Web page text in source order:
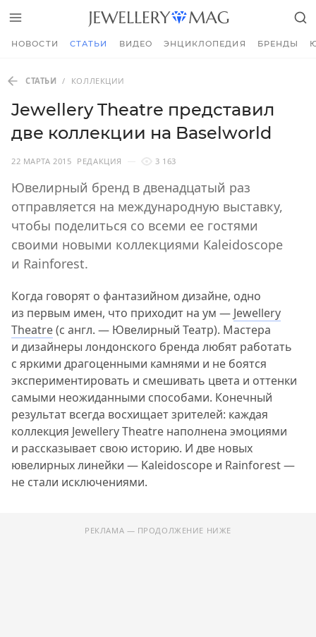
НОВОСТИ СТАТЬИ ВИДЕО ЭНЦИКЛОПЕДИЯ БРЕНДЫ
СТАТЬИ / КОЛЛЕКЦИИ
Jewellery Theatre представил
две коллекции на Baselworld
22 МАРТА 2015 РЕДАКЦИЯ 3 163
Ювелирный бренд в двенадцатый раз
отправляется на международную выставку,
чтобы поделиться со всеми ее гостями
своими новыми коллекциями Kaleidoscope
и Rainforest.
Когда говорят о фантазийном дизайне, одно
из первым имен, что приходит на ум — Jewellery
Theatre(с англ. — Ювелирный Театр). Мастера
и дизайнеры лондонского бренда любят работать
с яркими драгоценными камнями и не боятся
экспериментировать и смешивать цвета и оттенки
самыми неожиданными способами. Конечный
результат всегда восхищает зрителей: каждая
коллекция Jewellery Theatre наполнена эмоциями
и рассказывает свою историю. И две новых
ювелирных линейки — Kaleidoscope и Rainforest —
не стали исключениями.
РЕКЛАМА — ПРОДОЛЖЕНИЕ НИЖЕ